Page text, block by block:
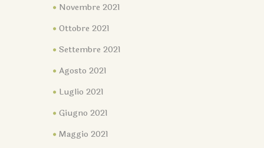
Novembre 2021
Ottobre 2021
Settembre 2021
Agosto 2021
Luglio 2021
Giugno 2021
Maggio 2021